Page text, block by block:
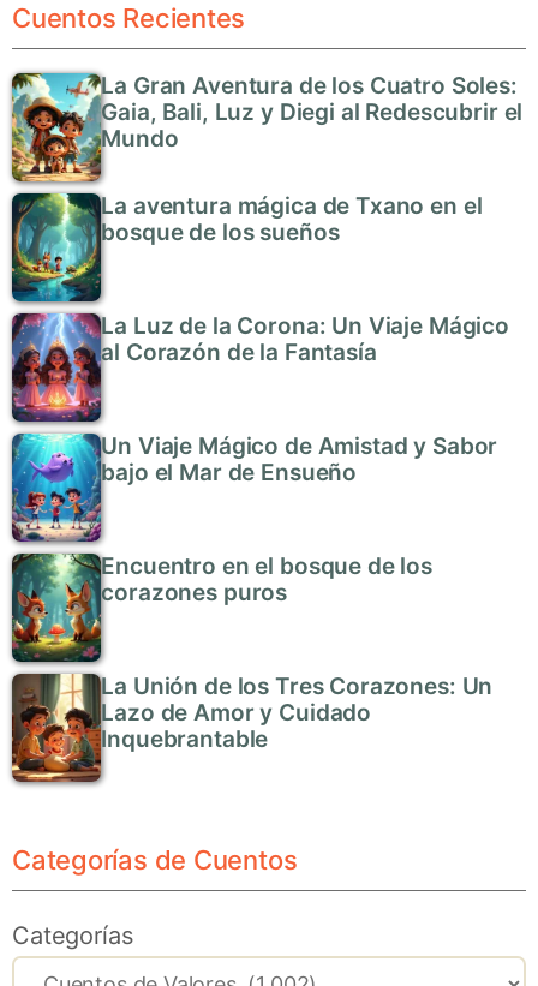
Cuentos Recientes
La Gran Aventura de los Cuatro Soles:
Gaia, Bali, Luz y Diegi al Redescubrir el
Mundo
La aventura mágica de Txano en el
bosque de los sueños
La Luz de la Corona: Un Viaje Mágico
al Corazón de la Fantasía
Un Viaje Mágico de Amistad y Sabor
bajo el Mar de Ensueño
Encuentro en el bosque de los
corazones puros
La Unión de los Tres Corazones: Un
Lazo de Amor y Cuidado
Inquebrantable
Categorías de Cuentos
Categorías